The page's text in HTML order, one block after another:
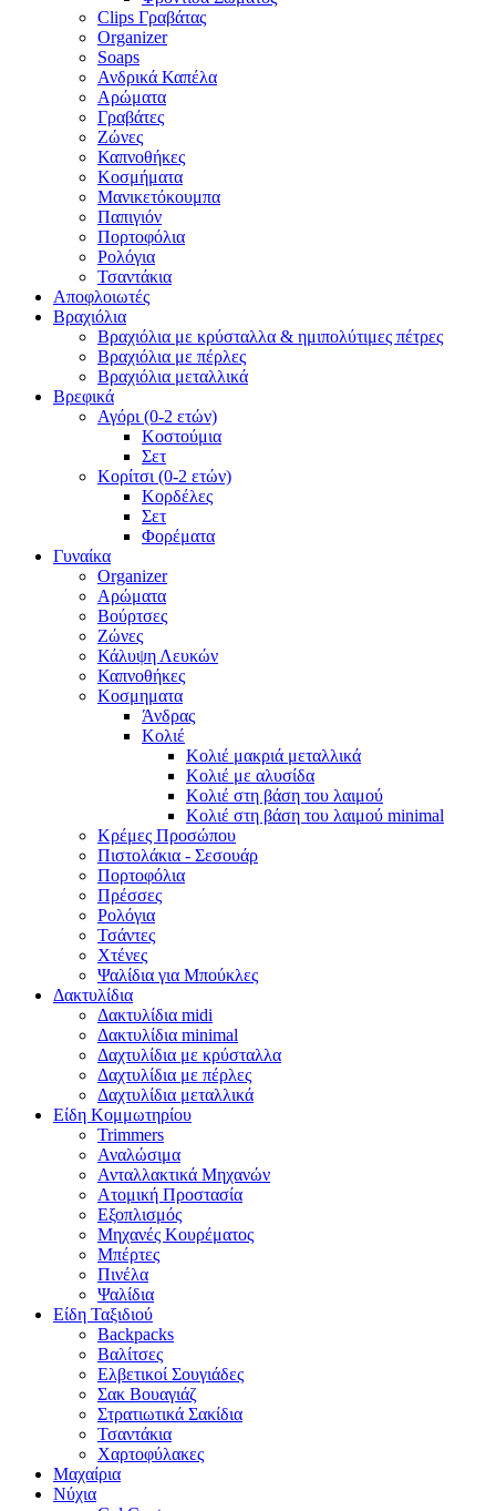
Clips Γραβάτας
Organizer
Soaps
Ανδρικά Καπέλα
Αρώματα
Γραβάτες
Ζώνες
Καπνοθήκες
Κοσμήματα
Μανικετόκουμπα
Παπιγιόν
Πορτοφόλια
Ρολόγια
Τσαντάκια
Αποφλοιωτές
Βραχιόλια
Βραχιόλια με κρύσταλλα & ημιπολύτιμες πέτρες
Βραχιόλια με πέρλες
Βραχιόλια μεταλλικά
Βρεφικά
Αγόρι (0-2 ετών)
Κοστούμια
Σετ
Κορίτσι (0-2 ετών)
Κορδέλες
Σετ
Φορέματα
Γυναίκα
Organizer
Αρώματα
Βούρτσες
Ζώνες
Κάλυψη Λευκών
Καπνοθήκες
Κοσμηματα
Άνδρας
Κολιέ
Κολιέ μακριά μεταλλικά
Κολιέ με αλυσίδα
Κολιέ στη βάση του λαιμού
Κολιέ στη βάση του λαιμού minimal
Κρέμες Προσώπου
Πιστολάκια - Σεσουάρ
Πορτοφόλια
Πρέσσες
Ρολόγια
Τσάντες
Χτένες
Ψαλίδια για Μπούκλες
Δακτυλίδια
Δακτυλίδια midi
Δακτυλίδια minimal
Δαχτυλίδια με κρύσταλλα
Δαχτυλίδια με πέρλες
Δαχτυλίδια μεταλλικά
Είδη Κομμωτηρίου
Trimmers
Αναλώσιμα
Ανταλλακτικά Μηχανών
Ατομική Προστασία
Εξοπλισμός
Μηχανές Κουρέματος
Μπέρτες
Πινέλα
Ψαλίδια
Είδη Ταξιδιού
Backpacks
Βαλίτσες
Ελβετικοί Σουγιάδες
Σακ Βουαγιάζ
Στρατιωτικά Σακίδια
Τσαντάκια
Χαρτοφύλακες
Μαχαίρια
Νύχια